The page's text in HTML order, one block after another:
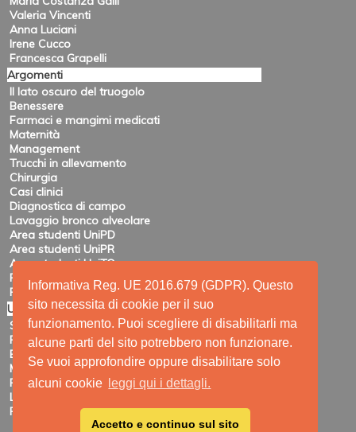
Informativa Reg. UE 2016.679 (GDPR). Questo
sito necessita di cookie per il suo
funzionamento. Puoi scegliere di disabilitarli ma
alcune parti del sito potrebbero non funzionare.
Se vuoi approfondire oppure disabilitare solo
alcuni cookie
leggi qui i dettagli.
Accetto e continuo sul sito
Valeria Vincenti
Anna Luciani
Irene Cucco
Francesca Grapelli
Argomenti
Il lato oscuro del truogolo
Benessere
Farmaci e mangimi medicati
Maternità
Management
Trucchi in allevamento
Chirurgia
Casi clinici
Diagnostica di campo
Lavaggio bronco alveolare
Area studenti UniPD
Area studenti UniPR
Area studenti UniTO
Recensioni di eventi
Pubblicazioni e ricerca
Utility
Siti amici
Ricerca
Elenco feed
Mappa del sito
Registrazione
Login
Privacy